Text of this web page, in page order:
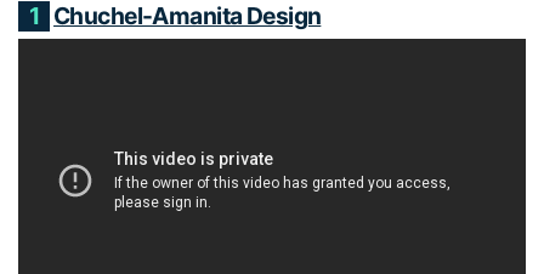
1 Chuchel-Amanita Design